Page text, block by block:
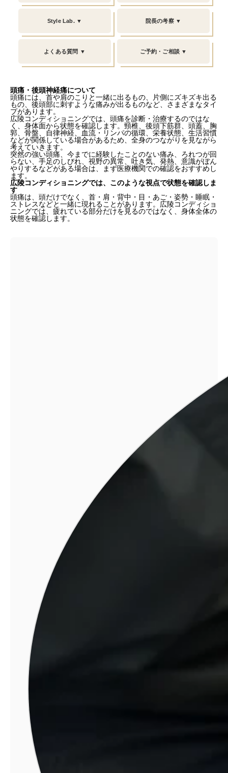
Style Lab. ▼ 院長の考察 ▼
よくある質問 ▼ ご予約・ご相談 ▼
頭痛・後頭神経痛について
頭痛には、首や肩のこりと一緒に出るもの、片側にズキズキ出る
もの、後頭部に刺すような痛みが出るものなど、さまざまなタイ
プがあります。
広陵コンディショニングでは、頭痛を診断・治療するのではな
く、身体面から状態を確認します。頸椎、後頭下筋群、頭蓋、胸
郭、骨盤、自律神経、血流・リンパの循環、栄養状態、生活習慣
などが関係している場合があるため、全身のつながりを見ながら
考えていきます。
突然の強い頭痛、今までに経験したことのない痛み、ろれつが回
らない、手足のしびれ、視野の異常、吐き気、発熱、意識がぼん
やりするなどがある場合は、まず医療機関での確認をおすすめし
ます。
広陵コンディショニングでは、このような視点で状態を確認しま
す
頭痛は、頭だけでなく、首・肩・背中・目・あご・姿勢・睡眠・
ストレスなどと一緒に現れることがあります。広陵コンディショ
ニングでは、疲れている部分だけを見るのではなく、身体全体の
状態を確認します。